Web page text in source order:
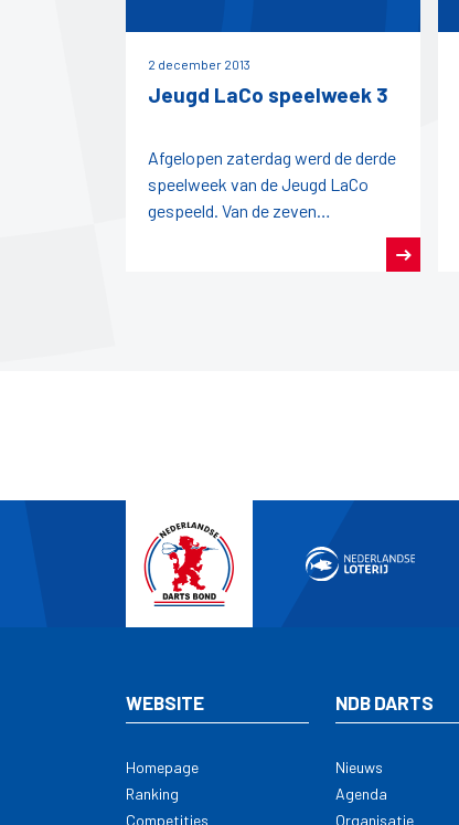
2 december 2013
Jeugd LaCo speelweek 3
Afgelopen zaterdag werd de derde
speelweek van de Jeugd LaCo
gespeeld. Van de zeven
deelnemende teams kwam alleen
WEBSITE
Homepage
Ranking
Competities
NDB DARTS
Nieuws
Agenda
Organisatie